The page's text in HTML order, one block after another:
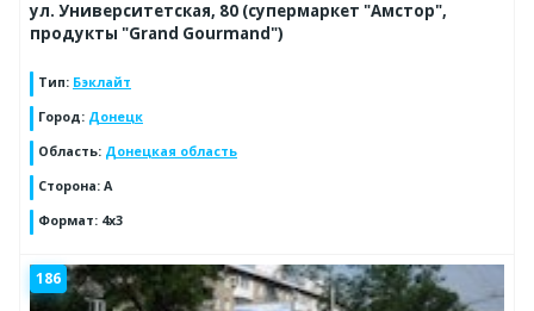
ул. Университетская, 80 (супермаркет "Амстор",
продукты "Grand Gourmand")
Тип: Бэклайт
Город: Донецк
Область: Донецкая область
Сторона: А
Формат: 4x3
186